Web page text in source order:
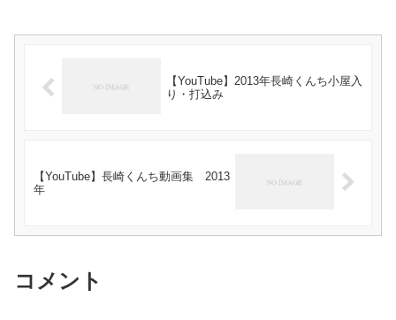
【YouTube】2013年長崎くんち小屋入
り・打込み
【YouTube】長崎くんち動画集 2013
年
コメント